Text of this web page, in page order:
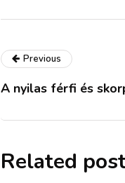
Previous
A nyilas férfi és
Related